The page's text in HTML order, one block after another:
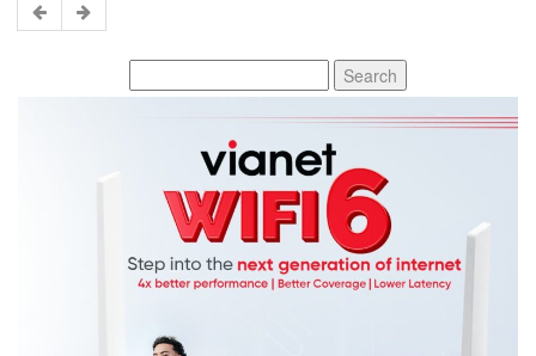
for: